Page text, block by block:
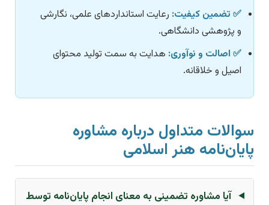
✅ تضمین کیفیت: رعایت استانداردهای علمی، نگارشی
و پژوهشی دانشگاهی.
✅ اصالت و نوآوری: هدایت به سمت تولید محتوای
اصیل و خلاقانه.
سوالات متداول درباره مشاوره
پایان‌نامه هنر اسلامی
آیا مشاوره تضمینی به معنای انجام پایان‌نامه توسط